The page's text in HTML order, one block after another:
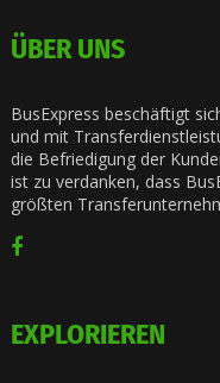
ÜBER UNS
BusExpress beschäftigt
und mit
die Befriedigung der
ist zu verdanken, dass
größten
EXPLORIEREN